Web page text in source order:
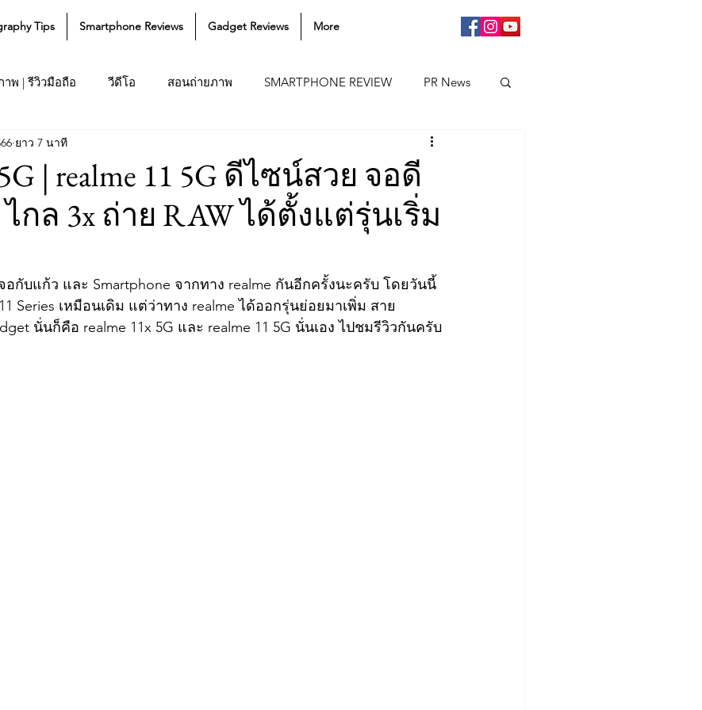
Tips Smartphone Reviews Gadget Reviews More
พ | รีวิวมือถือ วีดีโอ สอนถ่ายภาพ SMARTPHONE REVIEW PR News
| realme 11 5G ดีไซน์สวย จอดี
กล 3x ถ่าย RAW ได้ตั้งแต่รุ่นเริ่ม
ยาว 7 นาที
กับแก้ว และ Smartphone จากทาง realme กันอีกครั้งนะครับ โดยวันนี้
Series เหมือนเดิม แต่ว่าทาง realme ได้ออกรุ่นย่อยมาเพิ่ม สาย
นั่นก็คือ realme 11x 5G และ realme 11 5G นั่นเอง ไปชมรีวิวกันครับ